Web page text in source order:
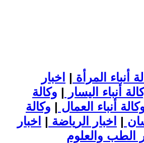
أنباء المرأة | اخبار
أنباء اليسار | وكالة
أنباء العمال | وكالة
| اخبار الرياضة | اخبار